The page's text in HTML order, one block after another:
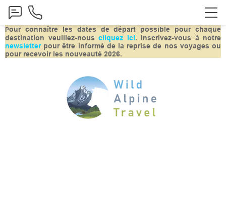
Pour connaître les dates de départ possible pour chaque
destination veuillez-nous cliquez ici. Inscrivez-vous à notre
newsletterpour être informé de la reprise de nos voyages ou
pour recevoir les nouveauté 2026.